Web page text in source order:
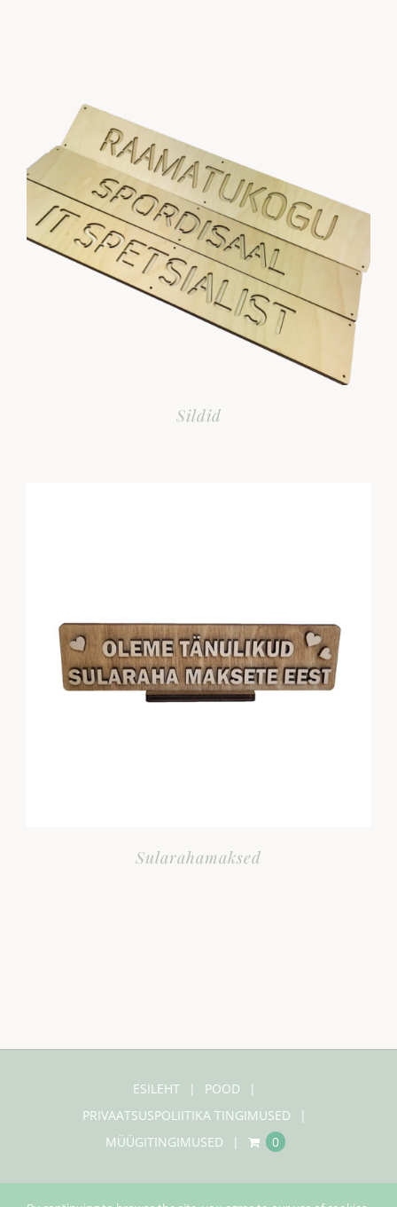
Sildid
Sularahamaksed
ESILEHT
POOD
PRIVAATSUSPOLIITIKA TINGIMUSED
MÜÜGITINGIMUSED
0